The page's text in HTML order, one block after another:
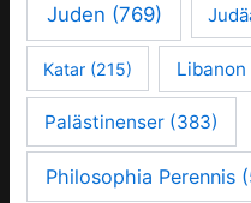
Juden (769)
Katar (215) Libanon
Palästinenser (383)
Philosophia Perennis